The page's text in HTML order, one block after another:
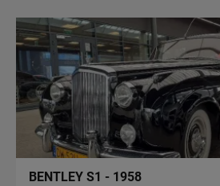
BENTLEY S1 - 1958